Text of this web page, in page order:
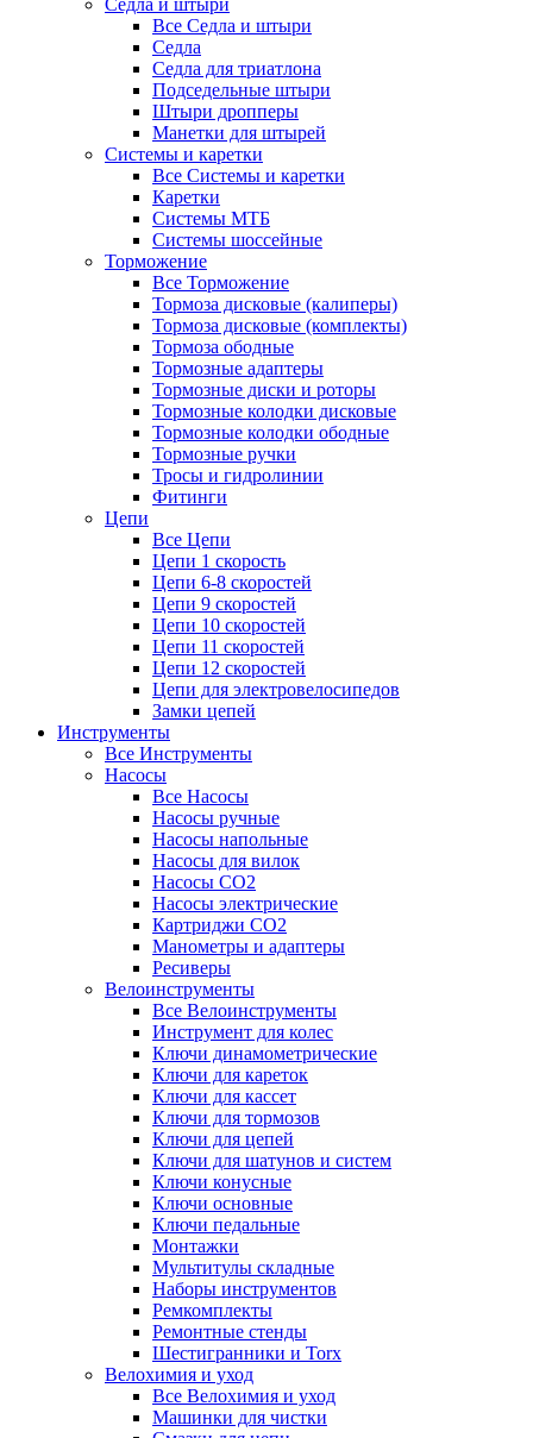
Седла и штыри
Все Седла и штыри
Седла
Седла для триатлона
Подседельные штыри
Штыри дропперы
Манетки для штырей
Системы и каретки
Все Системы и каретки
Каретки
Системы МТБ
Системы шоссейные
Торможение
Все Торможение
Тормоза дисковые (калиперы)
Тормоза дисковые (комплекты)
Тормоза ободные
Тормозные адаптеры
Тормозные диски и роторы
Тормозные колодки дисковые
Тормозные колодки ободные
Тормозные ручки
Тросы и гидролинии
Фитинги
Цепи
Все Цепи
Цепи 1 скорость
Цепи 6-8 скоростей
Цепи 9 скоростей
Цепи 10 скоростей
Цепи 11 скоростей
Цепи 12 скоростей
Цепи для электровелосипедов
Замки цепей
Инструменты
Все Инструменты
Насосы
Все Насосы
Насосы ручные
Насосы напольные
Насосы для вилок
Насосы CO2
Насосы электрические
Картриджи CO2
Манометры и адаптеры
Ресиверы
Велоинструменты
Все Велоинструменты
Инструмент для колес
Ключи динамометрические
Ключи для кареток
Ключи для кассет
Ключи для тормозов
Ключи для цепей
Ключи для шатунов и систем
Ключи конусные
Ключи основные
Ключи педальные
Монтажки
Мультитулы складные
Наборы инструментов
Ремкомплекты
Ремонтные стенды
Шестигранники и Torx
Велохимия и уход
Все Велохимия и уход
Машинки для чистки